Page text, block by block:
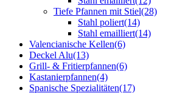
Tiefe Pfannen mit Stiel(28)
Stahl poliert(14)
Stahl emailliert(14)
Valencianische Kellen(6)
Deckel Alu(13)
Grill- & Fritierpfannen(6)
Kastanierpfannen(4)
Spanische Spezialitäten(17)